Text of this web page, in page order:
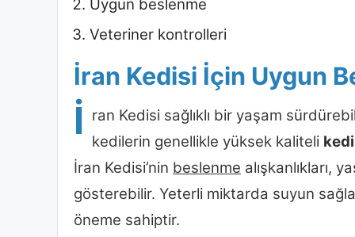
Uygun beslenme
Veteriner kontrolleri
İran Kedisi İçin Uygun
İ ran Kedisi sağlıklı bir yaşam
kedilerin genellikle yüksek kaliteli
İran Kedisi’nin beslenme alışkanlıkları,
gösterebilir. Yeterli miktarda suyun
öneme sahiptir.